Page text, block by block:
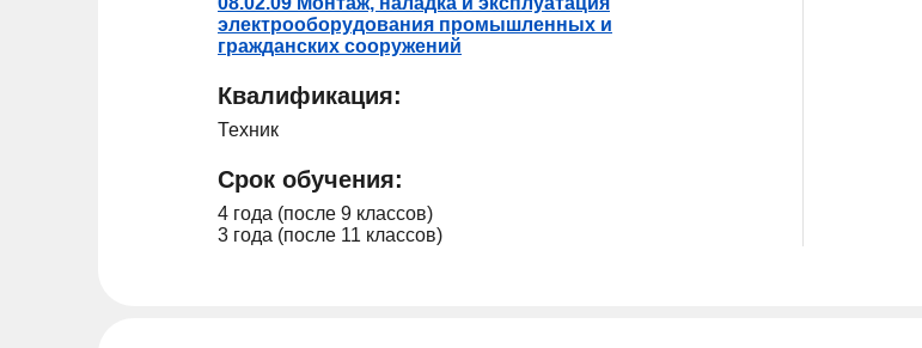
электрооборудования промышленных и
гражданских сооружений
Квалификация:
Техник
Срок обучения:
4 года (после 9 классов)
3 года (после 11 классов)